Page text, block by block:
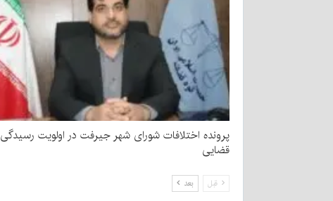
پرونده اختلافات شورای شهر جیرفت در اولویت رسیدگی
قضایی
قبل بعد